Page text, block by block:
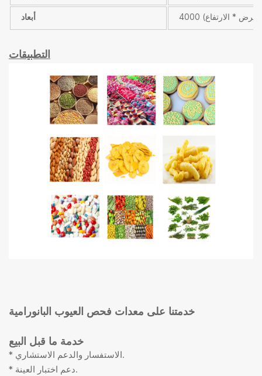
أبعاد
التطبيقات
خدمتنا على معدات فحص العيوب البانورامية
خدمة ما قبل البيع
* الاستفسار والدعم الاستشاري.
* دعم اختبار العينة.